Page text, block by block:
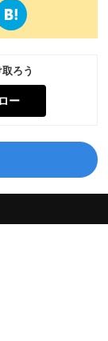
ろう
ー